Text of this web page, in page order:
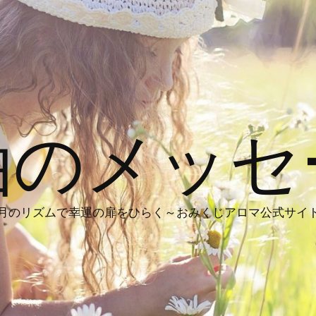
メッ
のリズムで幸運の扉をひらく～おみくじアロマ公式サイ